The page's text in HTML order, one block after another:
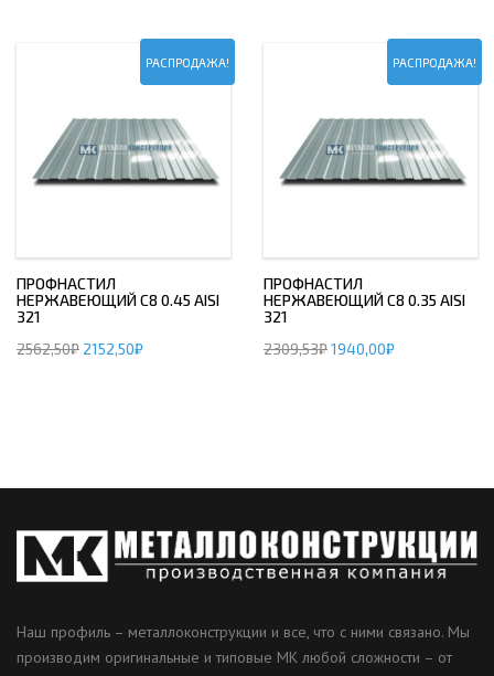
РАСПРОДАЖА!
ПРОФНАСТИЛ
НЕРЖАВЕЮЩИЙ С8 0.45 AISI
321
2562,50₽ 2152,50₽
РАСПРОДАЖА!
ПРОФНАСТИЛ
НЕРЖАВЕЮЩИЙ С8 0.35 AISI
321
2309,53₽1940,00₽
Наш профиль – металлоконструкции и все, что с ними связано. Мы
производим оригинальные и типовые МК любой сложности – от